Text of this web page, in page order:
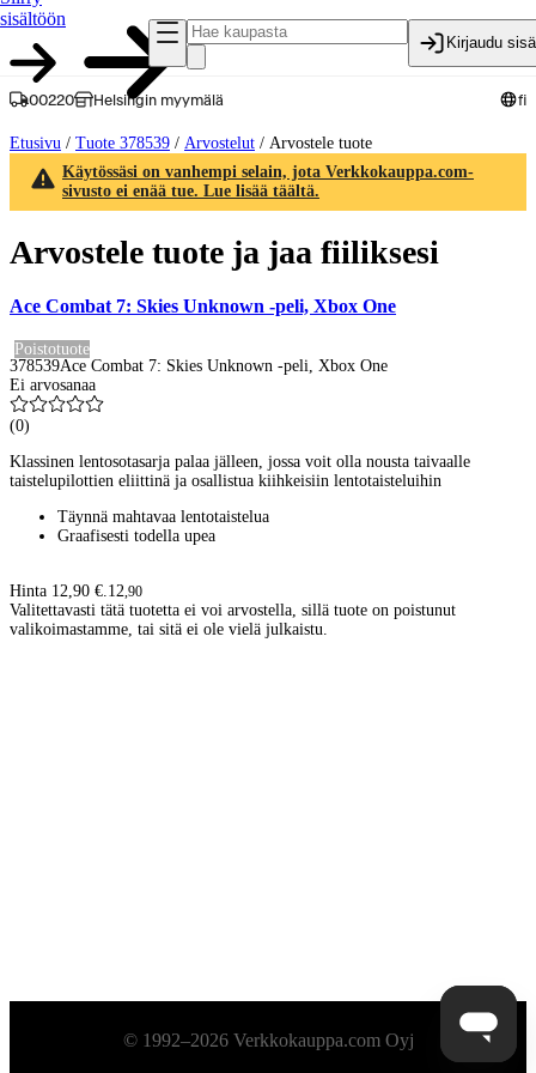
sisältöön
Kirjaudu
00220 Helsingin myymälä fi
Etusivu / Tuote 378539 / Arvostelut / Arvostele tuote
Käytössäsi on vanhempi selain, jota Verkkokauppa.com-
sivusto ei enää tue. Lue lisää täältä.
Arvostele tuote ja jaa fiiliksesi
Ace Combat 7: Skies Unknown -peli, Xbox One
Poistotuote
378539Ace Combat 7: Skies Unknown -peli, Xbox One
Ei arvosanaa
(0)
Klassinen lentosotasarja palaa jälleen, jossa voit olla nousta taivaalle
taistelupilottien eliittinä ja osallistua kiihkeisiin lentotaisteluihin
Täynnä mahtavaa lentotaistelua
Graafisesti todella upea
Hinta 12,90 €. 12,90
Valitettavasti tätä tuotetta ei voi arvostella, sillä tuote on poistunut
valikoimastamme, tai sitä ei ole vielä julkaistu.
Alatunniste© 1992–2026 Verkkokauppa.com Oyj